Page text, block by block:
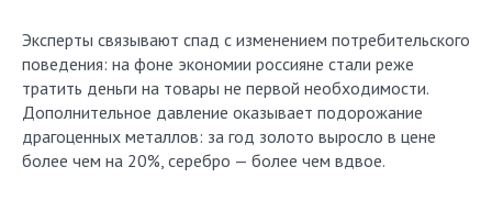
Эксперты связывают спад с изменением потребительского
поведения: на фоне экономии россияне стали реже
тратить деньги на товары не первой необходимости.
Дополнительное давление оказывает подорожание
драгоценных металлов: за год золото выросло в цене
более чем на 20%, серебро — более чем вдвое.